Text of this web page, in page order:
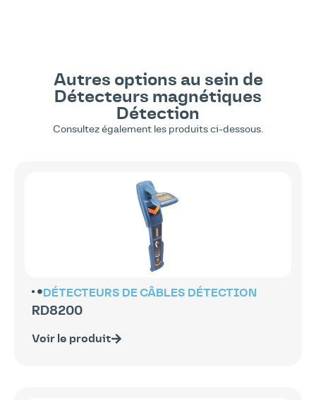
Autres options au sein de
Détecteurs magnétiques
Détection
Consultez également les produits ci-dessous.
DÉTECTEURS DE CÂBLES DÉTECTION
RD8200
Voir le produit